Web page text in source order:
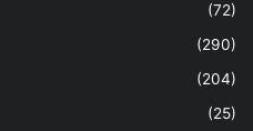
(72)
(290)
(204)
(25)